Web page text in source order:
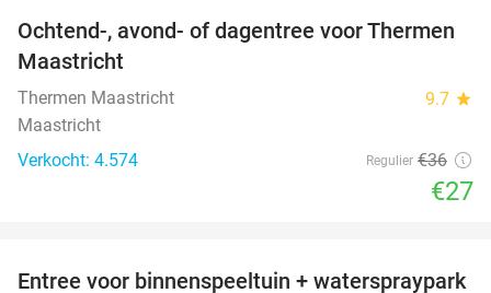
25%
Ochtend-, avond- of dagentree voor Thermen
Maastricht
Thermen Maastricht 9.7 star
Maastricht
Verkocht: 4.574
Regulier €36
€27
Entree voor binnenspeeltuin + waterspraypark